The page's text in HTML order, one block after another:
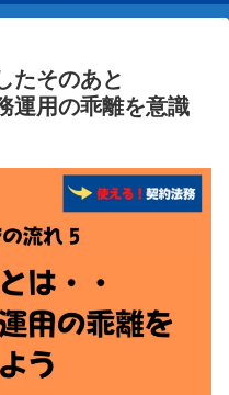
たそのあと
運用の乖離を意識